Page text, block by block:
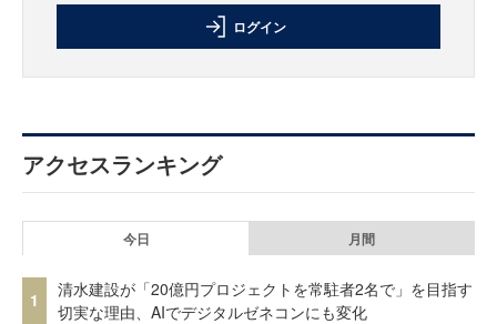
ログイン
アクセスランキング
今日 月間
1
清水建設が「20億円プロジェクトを常駐者2名で」を目指す
切実な理由、AIでデジタルゼネコンにも変化